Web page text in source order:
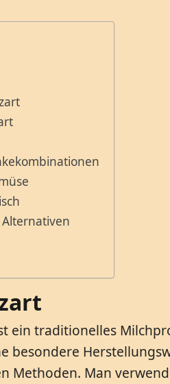
ein traditionelles
besondere
Methoden. Man